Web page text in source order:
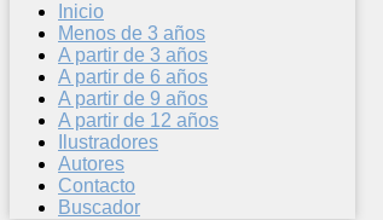
Inicio
Menos de 3 años
A partir de 3 años
A partir de 6 años
A partir de 9 años
A partir de 12 años
Ilustradores
Autores
Contacto
Buscador